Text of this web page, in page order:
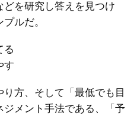
を研究し答えを見つけ
ルだ。
る
す
方、そして「最低でも目
メント手法である、「予